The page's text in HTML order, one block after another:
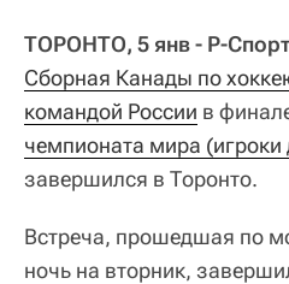
ТОРОНТО, 5 янв - Р-
Сборная Канады по
командой России в
чемпионата мира (игроки
завершился в Торонто.
Встреча, прошедшая по
ночь на вторник,